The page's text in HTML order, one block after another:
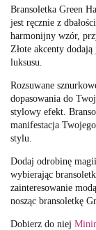
Bransoletka Green
jest ręcznie z
harmonijny wzór,
Złote akcenty
luksusu.
Rozsuwane
dopasowania do
stylowy efekt.
manifestacja
stylu.
Dodaj odrobinę
wybierając
zainteresowanie
nosząc bransoletkę
Dobierz do niej